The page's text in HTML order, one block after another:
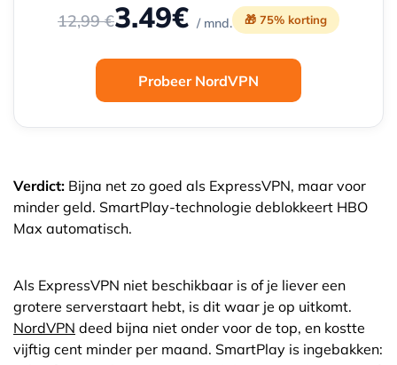
12,99 €3.49€ / mnd. 🎁 75% korting
Probeer NordVPN
Verdict: Bijna net zo goed als ExpressVPN, maar voor
minder geld. SmartPlay-technologie deblokkeert HBO
Max automatisch.
Als ExpressVPN niet beschikbaar is of je liever een
grotere serverstaart hebt, is dit waar je op uitkomt.
NordVPN deed bijna niet onder voor de top, en kostte
vijftig cent minder per maand. SmartPlay is ingebakken: